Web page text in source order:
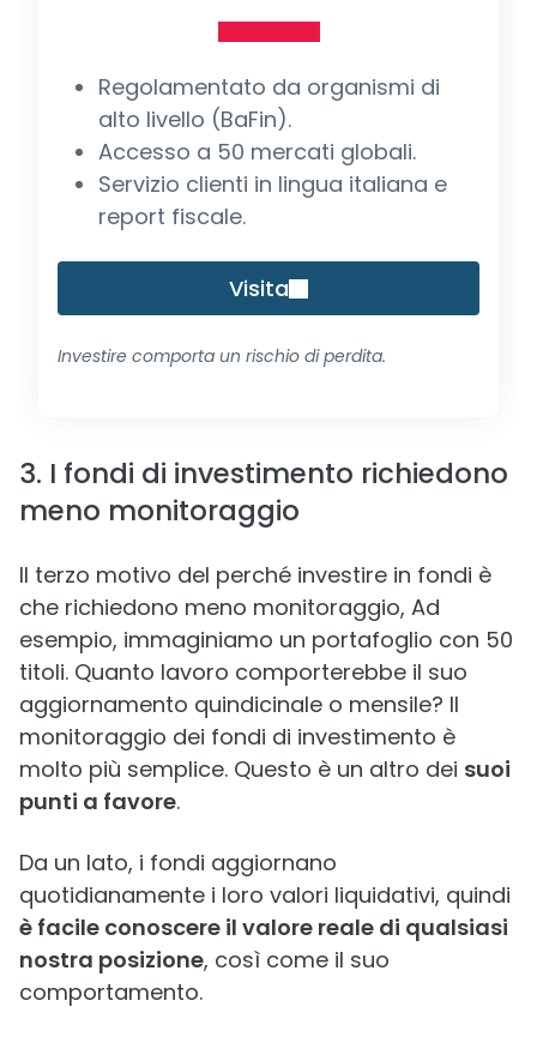
Regolamentato da organismi di
alto livello (BaFin).
Accesso a 50 mercati globali.
Servizio clienti in lingua italiana e
report fiscale.
Visita
Investire comporta un rischio di perdita.
3. I fondi di investimento richiedono
meno monitoraggio
Il terzo motivo del perché investire in fondi è
che richiedono meno monitoraggio, Ad
esempio, immaginiamo un portafoglio con 50
titoli. Quanto lavoro comporterebbe il suo
aggiornamento quindicinale o mensile? Il
monitoraggio dei fondi di investimento è
molto più semplice. Questo è un altro dei suoi
punti a favore.
Da un lato, i fondi aggiornano
quotidianamente i loro valori liquidativi, quindi
è facile conoscere il valore reale di qualsiasi
nostra posizione, così come il suo
comportamento.